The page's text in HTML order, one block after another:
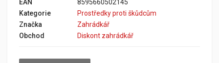
EAN
8595660502145
Kategorie
Prostředky proti škůdcům
Značka
Zahrádkář
Obchod
Diskont zahrádkář